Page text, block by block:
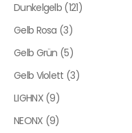
Dunkelgelb (121)
Gelb Rosa (3)
Gelb Grün (5)
Gelb Violett (3)
LIGHNX (9)
NEONX (9)